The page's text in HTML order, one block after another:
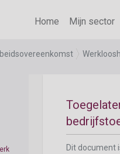
Home Mijn sector
Dit
Dit document